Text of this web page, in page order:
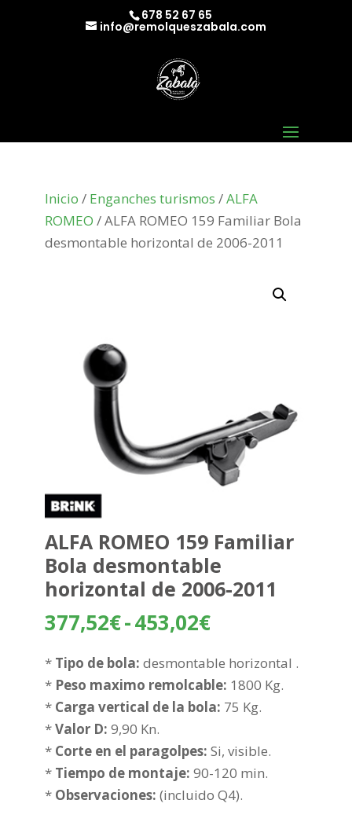
678 52 67 65
info@remolqueszabala.com
Inicio / Enganches turismos /ALFA
ROMEO / ALFA ROMEO 159 Familiar Bola
desmontable horizontal de 2006-2011
ALFA ROMEO 159 Familiar
Bola desmontable
horizontal de 2006-2011
377,52€-453,02€Rango
precios:
desde
377,52€
453,02€
* Tipo de bola: desmontable horizontal .
* Peso maximo remolcable: 1800 Kg.
* Carga vertical de la bola: 75 Kg.
*Valor D: 9,90 Kn.
* Corte en el paragolpes: Si, visible.
* Tiempo de montaje: 90-120 min.
* Observaciones: (incluido Q4).